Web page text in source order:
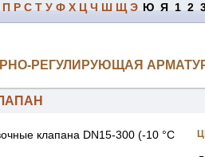
П Р С Т У Ф Х Ц Ч Ш Щ Э Ю Я 1 2
РЕГУЛИРУЮЩАЯ
клапана DN15-300 (-10 °С